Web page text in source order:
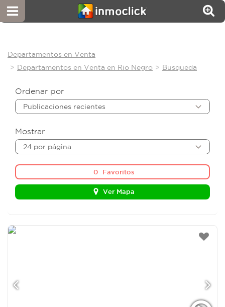
Departamentos en Venta
Departamentos en Venta en Rio Negro
Busqueda
Ordenar por
Publicaciones recientes
Mostrar
24 por página
0 Favoritos
Ver Mapa